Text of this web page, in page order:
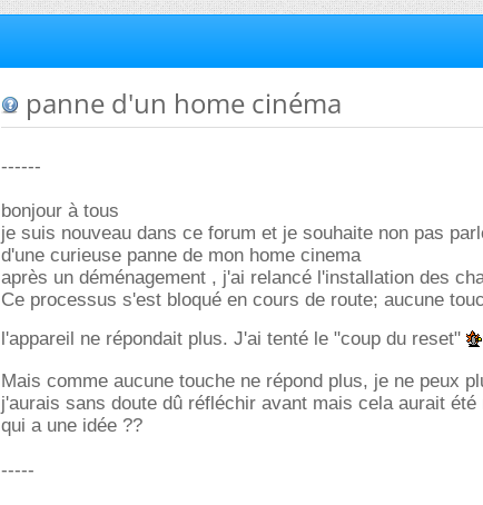
panne d'un home cinéma
------
bonjour à tous
je suis nouveau dans ce forum et je souhaite non pas
d'une curieuse panne de mon home cinema
après un déménagement , j'ai relancé l'installation des
Ce processus s'est bloqué en cours de route; aucune
l'appareil ne répondait plus. J'ai tenté le "coup du reset"
Mais comme aucune touche ne répond plus, je ne peux
j'aurais sans doute dû réfléchir avant mais cela aurait été
qui a une idée ??
-----